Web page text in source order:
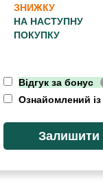
ЗНИЖКУ
НА НАСТУПНУ
ПОКУПКУ
Відгук за бонус
Ознайомлений